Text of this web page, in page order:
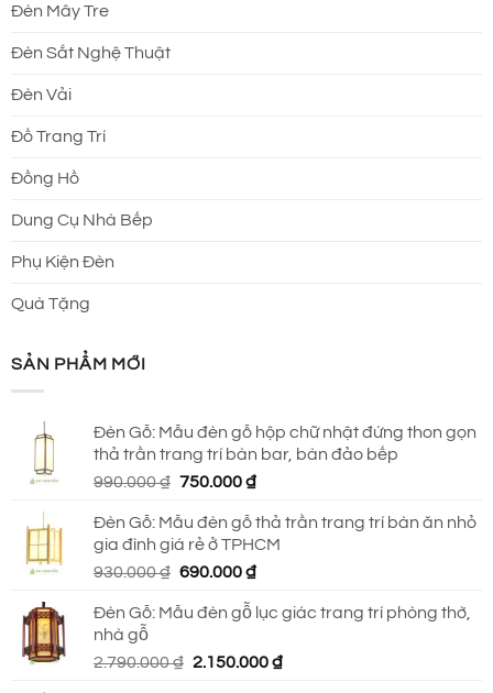
Đèn Mây Tre
Đèn Sắt Nghệ Thuật
Đèn Vải
Đồ Trang Trí
Đồng Hồ
Dung Cụ Nhà Bếp
Phụ Kiện Đèn
Quà Tặng
SẢN PHẨM MỚI
Đèn Gỗ: Mẫu đèn gỗ hộp chữ nhật đứng thon gọn
thả trần trang trí bàn bar, bàn đảo bếp
990.000₫ Giá
là:
990.000 ₫.
750.000₫Giá
tại
là:
750.000 ₫.
Đèn Gỗ: Mẫu đèn gỗ thả trần trang trí bàn ăn nhỏ
gia đình giá rẻ ở TPHCM
930.000₫ Giá
là:
690.000₫Giá
tại
690.000 ₫.
Đèn Gỗ: Mẫu đèn gỗ lục giác trang trí phòng thờ,
nhà gỗ
2.790.000₫ Giá
2.150.000₫Giá